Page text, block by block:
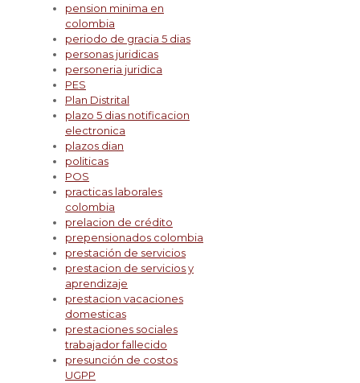
pension minima en
colombia
periodo de gracia 5 dias
personas juridicas
personeria juridica
PES
Plan Distrital
plazo 5 dias notificacion
electronica
plazos dian
politicas
POS
practicas laborales
colombia
prelacion de crédito
prepensionados colombia
prestación de servicios
prestacion de servicios y
aprendizaje
prestacion vacaciones
domesticas
prestaciones sociales
trabajador fallecido
presunción de costos
UGPP